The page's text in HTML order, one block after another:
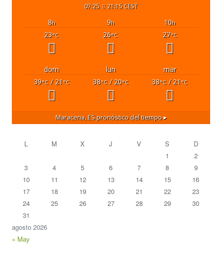
07:25 21:15 CEST
8h 9h 10h
23°C 26°C 27°C
dom lun
mar
39°C/ 21 °C 38°C/ 20°C 38°C / 21 °C
Maracena, ESpronóstico del tiempo ▸
agosto 2026
L M X J V S
D
1
2
3
4 5 6 7 8
9
10
11 12 13 14 15
16
17
18 19 20 21 22
23
24
25 26 27 28 29
30
31
« May